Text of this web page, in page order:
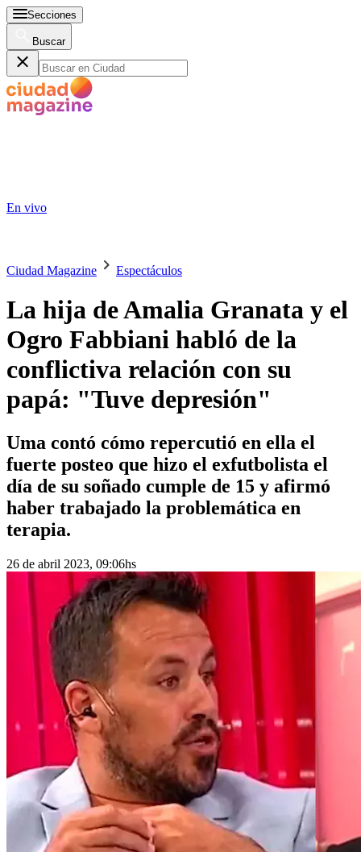
Secciones
Buscar
En vivo
Ciudad Magazine Espectáculos
La hija de Amalia Granata y el
Ogro Fabbiani habló de la
conflictiva relación con su
papá: "Tuve depresión"
Uma contó cómo repercutió en ella el
fuerte posteo que hizo el exfutbolista el
día de su soñado cumple de 15 y afirmó
haber trabajado la problemática en
terapia.
26 de abril 2023, 09:06hs